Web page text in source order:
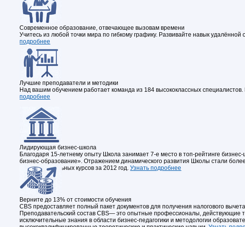
Современное образование, отвечающее вызовам времени
Учитесь из любой точки мира по гибкому графику. Развивайте навык
подробнее
Лучшие преподаватели и методики
Над вашим обучением работает команда из 184 высококлассных
подробнее
Лидирующая бизнес-школа
Благодаря 15-летнему опыту Школа занимает 7-е место в топ-рейтинге
бизнес-образование». Отражением динамического развития Школы стали
профессиональных курсов за 2012 год.Узнать подробнее
Верните до 13% от стоимости обучения
CBS предоставляет полный пакет документов для получения налогового
Преподавательский состав CBS— это опытные профессионалы,
исключительные знания в области бизнес-педагогики и методологии